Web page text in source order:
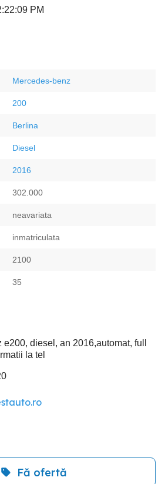
PM
Mercedes-benz
200
Berlina
Diesel
2016
302.000
neavariata
inmatriculata
2100
35
diesel, an 2016,automat, full
la tel
Fă ofertă